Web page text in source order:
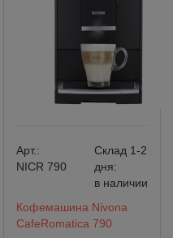
Арт.:
NICR 790
Склад 1-2
дня:
в наличии
Кофемашина Nivona
CafeRomatica 790